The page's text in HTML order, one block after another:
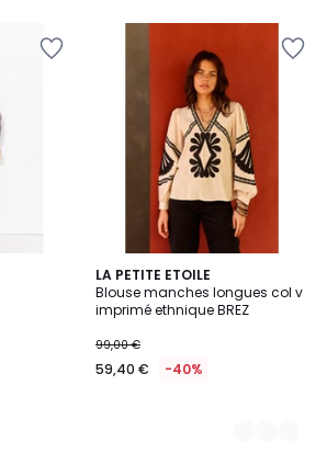
LA PETITE ETOILE
Blouse manches longues col v
imprimé ethnique BREZ
99,00 €
59,40 € -40%
2
Couleurs